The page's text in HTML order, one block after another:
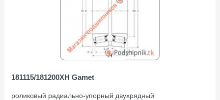
181115/181200XH Gamet
роликовый радиально-упорный двухрядный